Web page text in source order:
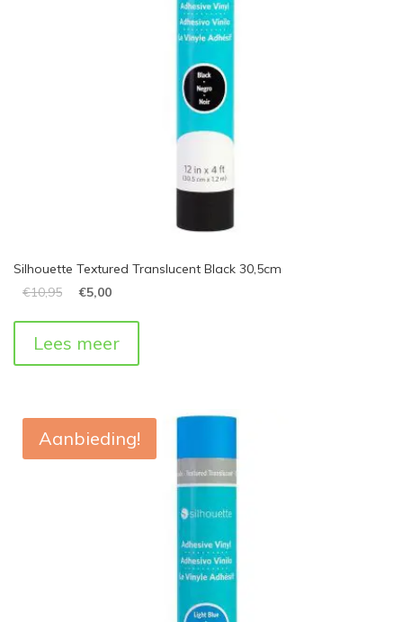
Silhouette Textured Translucent Black 30,5cm
€10,95 €5,00
Lees meer
Aanbieding!